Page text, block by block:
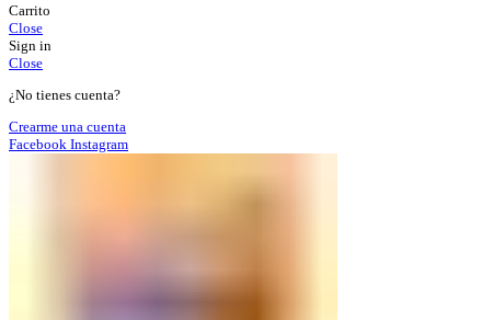
Carrito
Close
Sign in
Close
¿No tienes cuenta?
Crearme una cuenta
Facebook Instagram